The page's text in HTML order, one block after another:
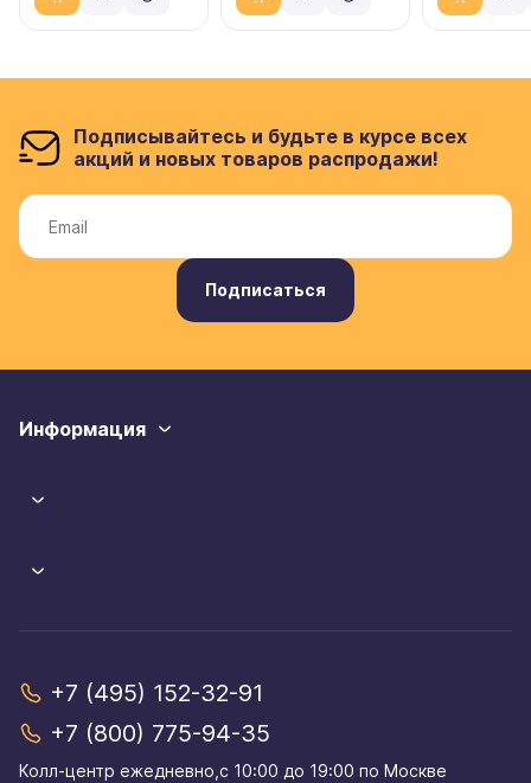
Подписывайтесь и будьте в курсе всех
акций и новых товаров распродажи!
Подписаться
Информация
+7 (495) 152-32-91
+7 (800) 775-94-35
Колл-центр eжедневно,с 10:00 до 19:00 по Москве